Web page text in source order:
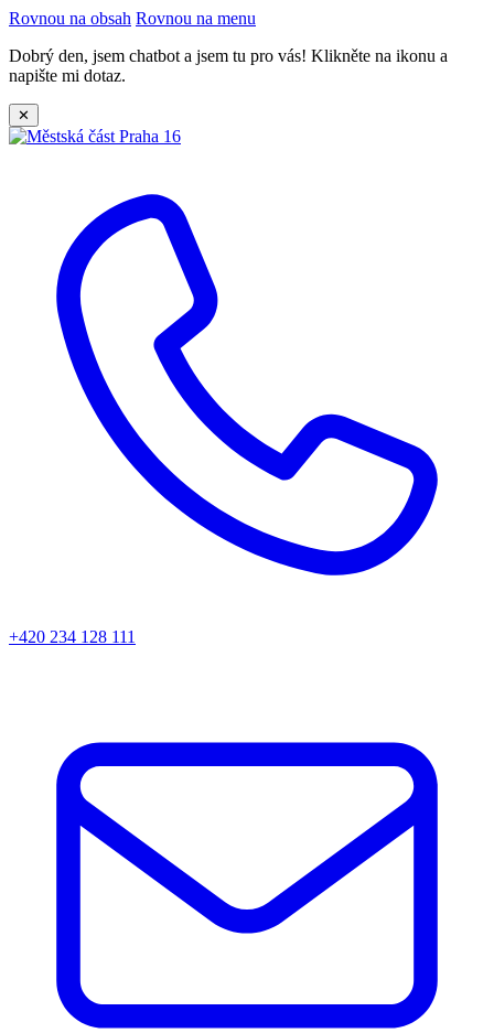
Rovnou na obsah Rovnou na menu
Dobrý den, jsem chatbot a jsem tu pro vás! Klikněte na ikonu a
napište mi dotaz.
✕
+420 234 128 111